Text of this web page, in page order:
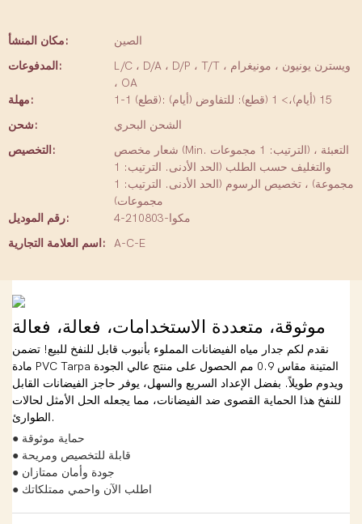
مكان المنشأ:
الصين
المدفوعات:
L/C ، D/A ، D/P ، T/T ، ويسترن يونيون ، مونيغرام
، OA
مهلة:
1-1 (قطع): 15 (أيام)،> 1 (قطع): للتفاوض (أيام)
شحن:
الشحن البحري
التخصيص:
شعار مخصص (Min. الترتيب: 1 مجموعات) ، التعبئة
والتغليف حسب الطلب (الحد الأدنى. الترتيب: 1
مجموعة) ، تخصيص الرسوم (الحد الأدنى. الترتيب: 1
مجموعات)
رقم الموديل:
مكوا-210803-4
اسم العلامة التجارية:
A-C-E
نقدم لكم جدار مياه الفيضانات المملوء بأنبوب قابل للنفخ للبيع! تضمن
مادة PVC Tarpa المتينة مقاس 0.9 مم الحصول على منتج عالي الجودة
ويدوم طويلاً. بفضل الإعداد السريع والسهل، يوفر حاجز الفيضانات القابل
للنفخ هذا الحماية القصوى ضد الفيضانات، مما يجعله الحل الأمثل لحالات
الطوارئ.
● حماية موثوقة
● قابلة للتخصيص ومريحة
● جودة وأمان ممتازان
● اطلب الآن واحمي ممتلكاتك